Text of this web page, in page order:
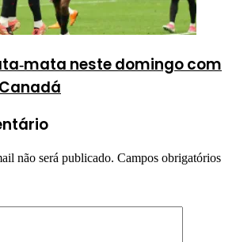
neste domingo com
não será publicado. Campos obrigatórios